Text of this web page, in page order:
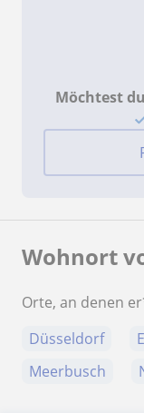
Möchtest
Wohnort
Orte, an denen
Düsseldorf
Meerbusch